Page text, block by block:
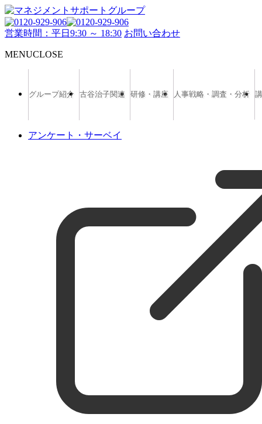
営業時間：平日9:30 ～ 18:30 お問い合わせ
MENUCLOSE
グループ紹介 古谷治子関連 研修・講座 人事戦略・調査・分析
アンケート・サーベイ